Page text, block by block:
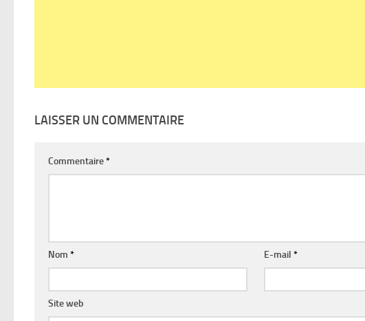
LAISSER UN COMMENTAIRE
Commentaire*
Nom * E-mail*
Site web